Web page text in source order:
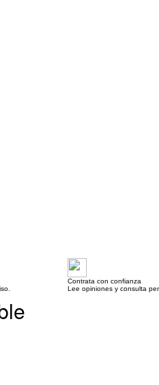
Contrata con confianza
Lee opiniones y consulta